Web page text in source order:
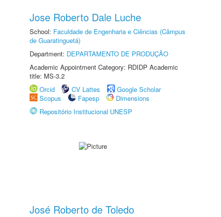
Jose Roberto Dale Luche
School: Faculdade de Engenharia e Ciências (Câmpus
de Guaratinguetá)
Department: DEPARTAMENTO DE PRODUÇÃO
Academic Appointment Category: RDIDP Academic
title: MS-3.2
Orcid
CV Lattes
Google Scholar
Scopus
Fapesp
Dimensions
Repositório Institucional UNESP
José Roberto de Toledo